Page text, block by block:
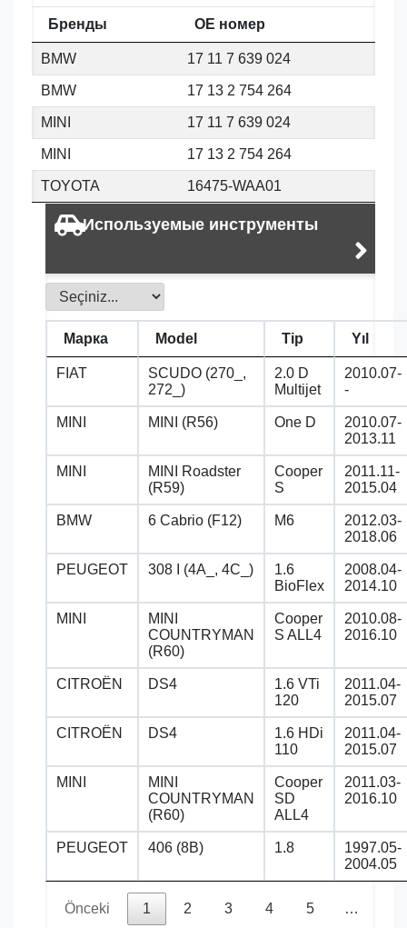
Бренды OE номер
BMW 17 11 7 639 024
BMW 17 13 2 754 264
MINI 17 11 7 639 024
MINI 17 13 2 754 264
TOYOTA 16475-WAA01
Используемые инструменты
Марка Model Tip Yıl
FIAT
SCUDO (270_,
272_)
2.0 D
Multijet
2010.07-
-
MINI MINI (R56) One D
2010.07-
2013.11
MINI
MINI Roadster
(R59)
Cooper
S
2011.11-
2015.04
BMW 6 Cabrio (F12) M6
2012.03-
2018.06
PEUGEOT 308 I (4A_, 4C_)
1.6
BioFlex
2008.04-
2014.10
MINI
MINI
COUNTRYMAN
(R60)
Cooper
S ALL4
2010.08-
2016.10
CITROËN DS4
1.6 VTi
120
2011.04-
2015.07
CITROËN DS4
1.6 HDi
110
2011.04-
2015.07
MINI
MINI
COUNTRYMAN
(R60)
Cooper
SD
ALL4
2011.03-
2016.10
PEUGEOT 406 (8B) 1.8
1997.05-
2004.05
Önceki 1 2 3 4 5 …